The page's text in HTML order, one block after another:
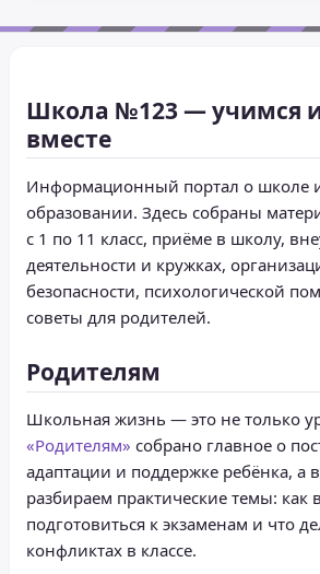
Школа №123 — учимся
вместе
Информационный портал о школе
образовании. Здесь собраны
с 1 по 11 класс, приёме в школу,
деятельности и кружках,
безопасности, психологической
советы для родителей.
Родителям
Школьная жизнь — это не только
«Родителям» собрано главное о
адаптации и поддержке ребёнка, а в
разбираем практические темы: как
подготовиться к экзаменам и что
конфликтах в классе.